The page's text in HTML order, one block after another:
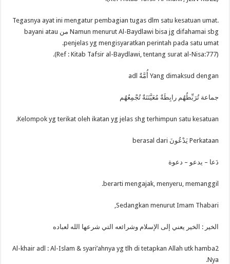
Tegasnya ayat ini mengatur pembagian tugas dlm satu kesatuan umat.
Namun menurut Al-Baydlawi bisa jg difahamai sbg من bayani atau
penjelas yg mengisyaratkan perintah pada satu umat.
(Ref : Kitab Tafsir al-Baydlawi, tentang surat al-Nisa:777).
Yang dimaksud dengan أُمَّةٌ adl
جماعة تُرَبِّطُهُم رابِطَةٌ مُعَيَّنَنَةٌ تُجْمِعُهُم
Kelompok yg terikat oleh ikatan yg jelas shg terhimpun satu kesatuan.
Perkataan يَدْعُونَ berasal dari
دَعا – يدعو – دعوة
berarti mengajak, menyeru, memanggil.
Sedangkan menurut Imam Thabari,
الخير : الخير يعني إلى الإسلام وشرائعه التي شرعها الله لعباده
Al-khair adl : Al-Islam & syari’ahnya yg tlh di tetapkan Allah utk hamba2
Nya.